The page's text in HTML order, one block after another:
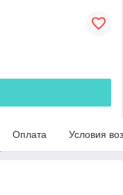
Оплата Условия